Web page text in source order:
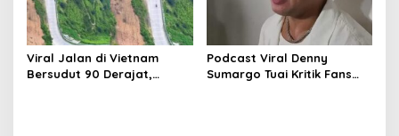
Viral Jalan di Vietnam
Bersudut 90 Derajat,
Podcast Viral Denny
Sumargo Tuai Kritik Fans